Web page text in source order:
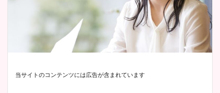
当サイトのコンテンツには広告が含まれています